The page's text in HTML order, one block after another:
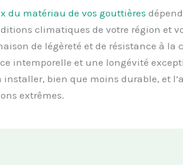
du matériau de vos gouttières
climatiques de votre région et
de légèreté et de résistance à la
intemporelle et une longévité
installer, bien que moins durable, et
extrêmes.